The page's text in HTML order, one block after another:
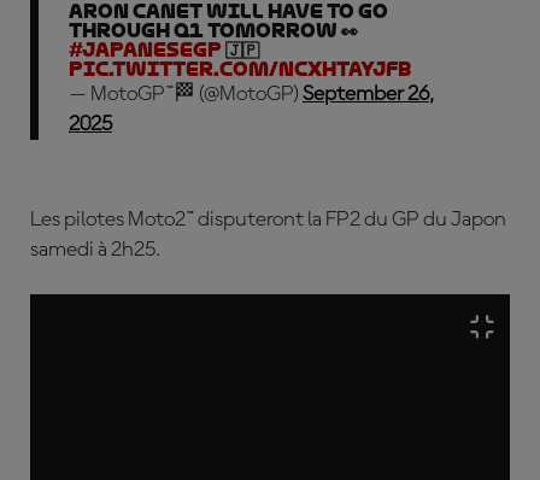
Aron Canet will have to go
through Q1 tomorrow 👀
#JapaneseGP 🇯🇵
pic.twitter.com/NcxHtaYJfB
— MotoGP™🏁 (@MotoGP) September 26,
2025
Les pilotes Moto2™ disputeront la FP2 du GP du Japon
samedi à 2h25.